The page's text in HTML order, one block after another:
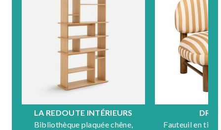
LA REDOUTE INTÉRIEURS
Bibliothèque plaquée chêne,
Fauteuil en